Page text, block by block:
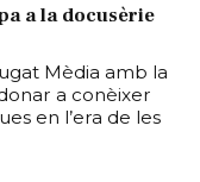
a la docusèrie
Mèdia amb la
a conèixer
en l’era de les